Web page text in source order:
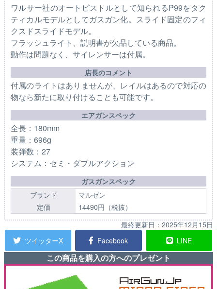
ワルサー社のオートピストルとして知られるP99をタク
ティカルモデルとしてガスガン化。スライド固定のフィ
クスドスライドモデル。
フラッシュライト、説明書が欠品している商品。
動作は問題なく、サイレンサーは付属。
店長のコメント
付属のライトはありませんが、レイルはあるので対応の
物なら新たに取り付けることも可能です。
エアガンスペック
全長：180mm
重量：696g
装弾数：27
システム：セミ・ダブルアクション
ガスガンスペック
ブランド
マルゼン
定価
14490円（税抜）
最終更新日： 2025年12月15日
ツイッターX
Facebook LINE
この商品を購入の方へのプレゼント